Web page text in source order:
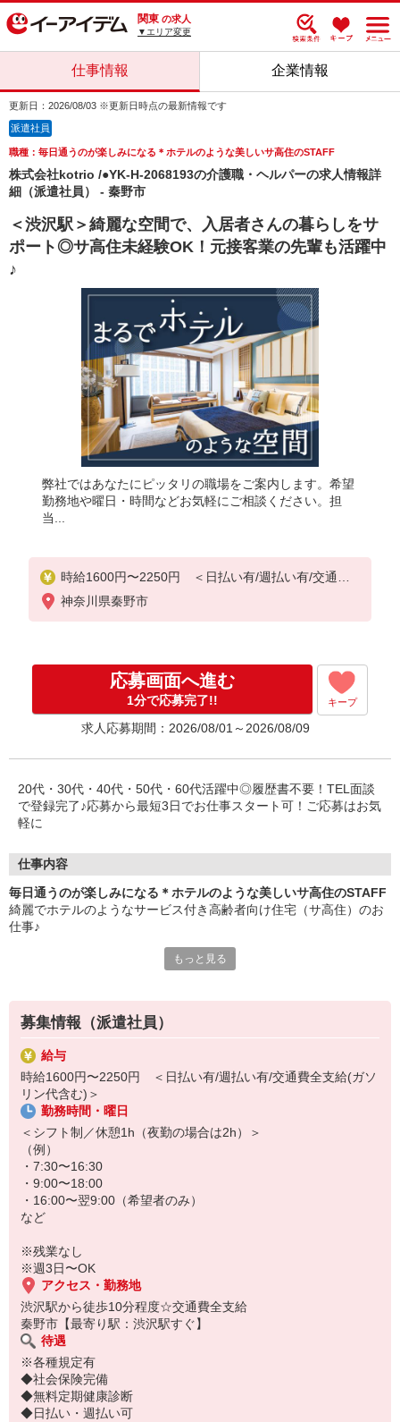
関東 の求人
▼エリア変更
仕事情報 企業情報
更新日：2026/08/03 ※更新日時点の最新情報です
派遣社員
職種：毎日通うのが楽しみになる＊ホテルのような美しいサ高住のSTAFF
株式会社kotrio /●YK-H-2068193の介護職・ヘルパーの求人情報詳
細（派遣社員） - 秦野市
＜渋沢駅＞綺麗な空間で、入居者さんの暮らしをサ
ポート◎サ高住未経験OK！元接客業の先輩も活躍中
♪
弊社ではあなたにピッタリの職場をご案内します。希望
勤務地や曜日・時間などお気軽にご相談ください。担
当...
時給1600円〜2250円 ＜日払い有/週払い有/交通費
全支給(ガソリン代含む)＞
神奈川県秦野市
応募画面へ進む
1分で応募完了!! キープ
求人応募期間：2026/08/01～2026/08/09
20代・30代・40代・50代・60代活躍中◎履歴書不要！TEL面談
で登録完了♪応募から最短3日でお仕事スタート可！ご応募はお気
軽に
仕事内容
毎日通うのが楽しみになる＊ホテルのような美しいサ高住のSTAFF
綺麗でホテルのようなサービス付き高齢者向け住宅（サ高住）のお
仕事♪
・施設内やお部屋の簡単なお掃除
・お話し相手やレクリエーションのサポート
など
いつも清潔に保たれた美しい館内は、一歩足を踏み入れるだけで背
筋が伸び、温かい気持ちで1日をスタートできます♪
毎日入居者さんとお話をするので、カフェやホテルなどの接客業の
経験がある方は、培ったスキルを大いに活かせる環境です◎
もっと見る
募集情報（派遣社員）
給与
時給1600円〜2250円 ＜日払い有/週払い有/交通費全支給(ガソ
リン代含む)＞
勤務時間・曜日
＜シフト制／休憩1h（夜勤の場合は2h）＞
（例）
・7:30〜16:30
・9:00〜18:00
・16:00〜翌9:00（希望者のみ）
など
※残業なし
※週3日〜OK
アクセス・勤務地
渋沢駅から徒歩10分程度☆交通費全支給
秦野市【最寄り駅：渋沢駅すぐ】
待遇
※各種規定有
◆社会保険完備
◆無料定期健康診断
◆日払い・週払い可